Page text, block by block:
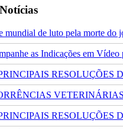
mundial de luto pela morte do
as Indicações em Vídeo
RESOLUÇÕES
RESOLUÇÕES